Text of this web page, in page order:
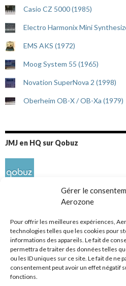
Gérer le
Aerozone
Pour offrir les meilleures expériences,
technologies telles que les cookies pour
informations des appareils. Le fait de
permettra de traiter des données telles
ou les ID uniques sur ce site. Le fait de ne
consentement peut avoir un effet négatif
fonctions.
Casio CZ 5000 (1985)
Electro Harmonix Mini
EMS AKS (1972)
Moog System 55 (1965)
Novation SuperNova 2 (1998)
Oberheim OB-X / OB-Xa (1979)
JMJ en HQ sur Qobuz
Réseaux sociaux